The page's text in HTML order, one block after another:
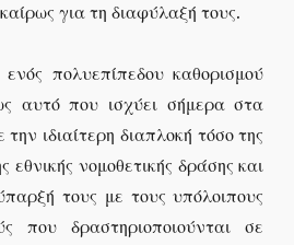
για τη διαφύλαξή τους.
πολυεπίπεδου καθορισμού
αυτό που ισχύει σήμερα στα
ιδιαίτερη διαπλοκή τόσο της
εθνικής νομοθετικής δράσης και
τους με τους υπόλοιπους
που δραστηριοποιούνται σε